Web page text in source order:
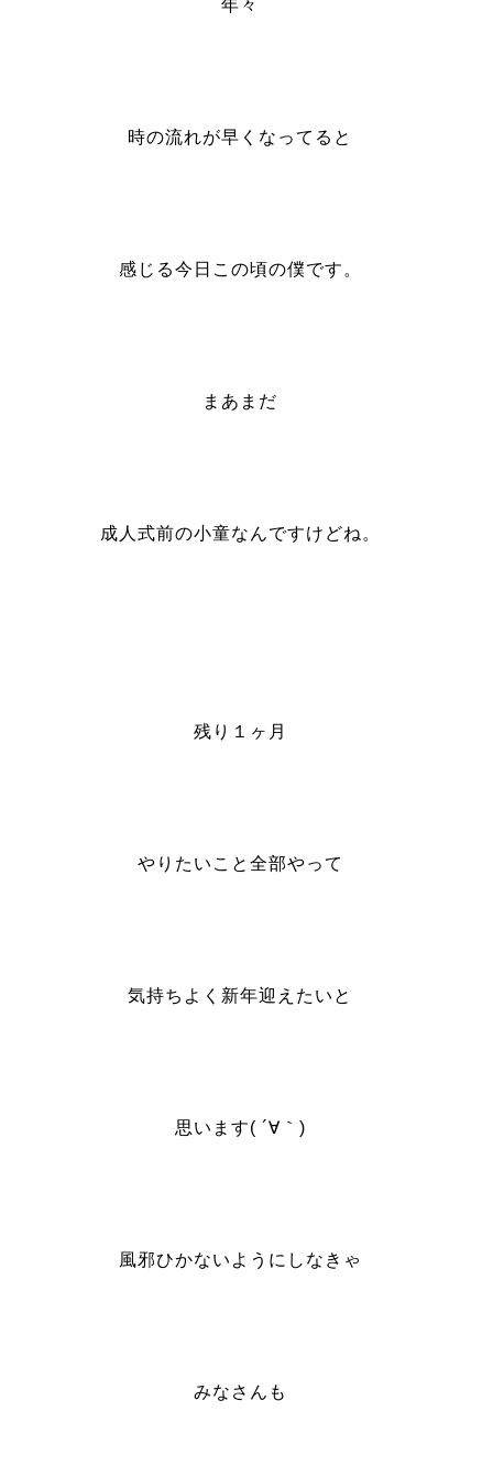
年々
時の流れが早くなってると
感じる今日この頃の僕です。
まあまだ
成人式前の小童なんですけどね。
残り１ヶ月
やりたいこと全部やって
気持ちよく新年迎えたいと
思います( ´∀｀)
風邪ひかないようにしなきゃ
みなさんも